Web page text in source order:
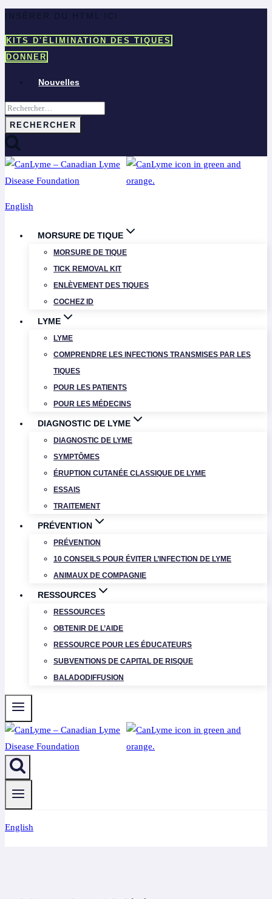
Aller
contenu
INSÉRER DU HTML ICI
KITS D'ÉLIMINATION DES TIQUES
DONNER
Nouvelles
Rechercher :
English
MORSURE DE TIQUE
MORSURE DE TIQUE
TICK REMOVAL KIT
ENLÈVEMENT DES TIQUES
COCHEZ ID
LYME
LYME
COMPRENDRE LES INFECTIONS TRANSMISES PAR LES
TIQUES
POUR LES PATIENTS
POUR LES MÉDECINS
DIAGNOSTIC DE LYME
DIAGNOSTIC DE LYME
SYMPTÔMES
ÉRUPTION CUTANÉE CLASSIQUE DE LYME
ESSAIS
TRAITEMENT
PRÉVENTION
PRÉVENTION
10 CONSEILS POUR ÉVITER L’INFECTION DE LYME
ANIMAUX DE COMPAGNIE
RESSOURCES
RESSOURCES
OBTENIR DE L’AIDE
RESSOURCE POUR LES ÉDUCATEURS
SUBVENTIONS DE CAPITAL DE RISQUE
BALADODIFFUSION
English